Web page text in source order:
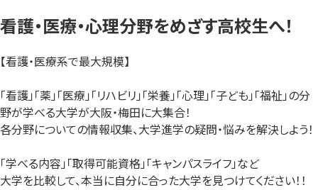
看護・医療・心理分野をめざす高校生へ！
【看護・医療系で最大規模】
「看護」「薬」「医療」「リハビリ」「栄養」「心理」「子ども」「福祉」の分
野が学べる大学が大阪・梅田に大集合！
各分野についての情報収集、大学進学の疑問・悩みを解決しよう！
「学べる内容」「取得可能資格」「キャンパスライフ」など
大学を比較して、本当に自分に合った大学を見つけてください！！